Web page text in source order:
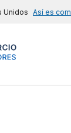
Unidos Así es